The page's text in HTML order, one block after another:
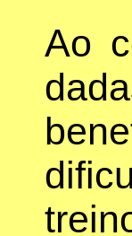
Ao